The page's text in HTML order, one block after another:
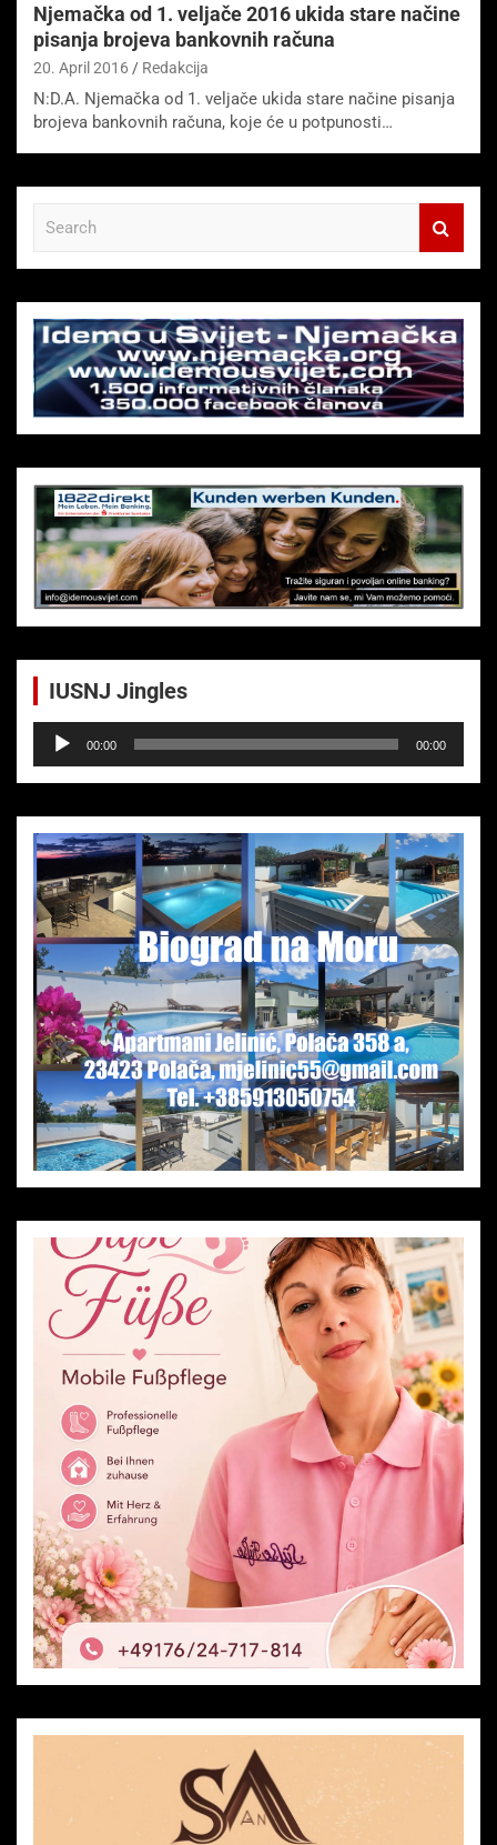
Njemačka od 1. veljače 2016 ukida stare načine
pisanja brojeva bankovnih računa
20. April 2016 Redakcija
N:D.A. Njemačka od 1. veljače ukida stare načine pisanja
brojeva bankovnih računa, koje će u potpunosti…
c
h
IUSNJ Jingles
Audio-
Player
00:00 00:00